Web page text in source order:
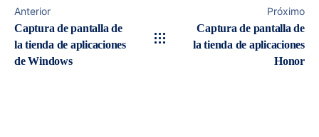
Anterior
Captura de pantalla de
la tienda de aplicaciones
de Windows
Próximo
Captura de pantalla de
la tienda de aplicaciones
Honor